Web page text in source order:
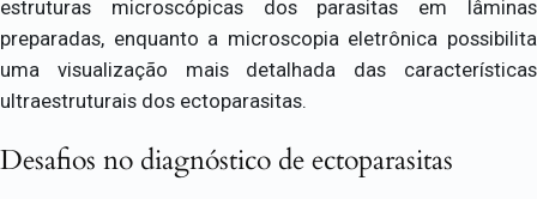
estruturas microscópicas dos parasitas em lâminas
preparadas, enquanto a microscopia eletrônica possibilita
uma visualização mais detalhada das características
ultraestruturais dos ectoparasitas.
Desafios no diagnóstico de ectoparasitas